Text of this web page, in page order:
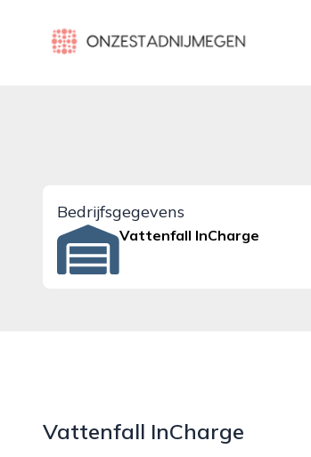
onzestadnijmegen.nl
Bedrijfsgegevens
Vattenfall InCharge
Vattenfall InCharge